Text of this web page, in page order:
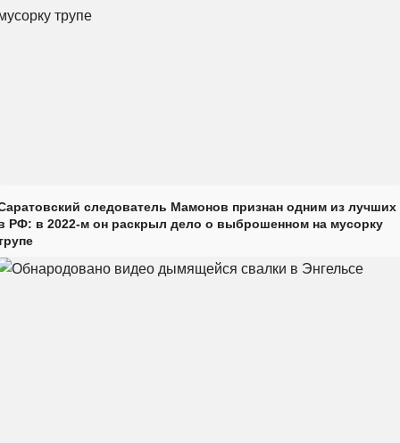
следователь Мамонов признан одним из лучших
РФ: в 2022-м он раскрыл дело о выброшенном на мусорку